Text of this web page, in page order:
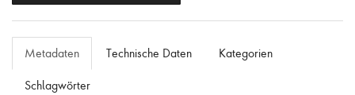
Metadaten Technische Daten Kategorien
Schlagwörter